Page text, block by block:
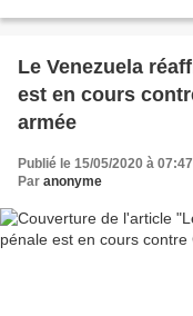
Le Venezuela
est en cours
armée
Publié le 15/05/2020 à 07:47
Par anonyme